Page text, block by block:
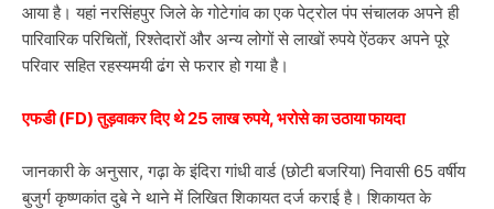
आया है। यहां नरसिंहपुर जिले के गोटेगांव का एक पेट्रोल पंप संचालक अपने ही
पारिवारिक परिचितों, रिश्तेदारों और अन्य लोगों से लाखों रुपये ऐंठकर अपने पूरे
परिवार सहित रहस्यमयी ढंग से फरार हो गया है।
एफडी (FD) तुड़वाकर दिए थे 25 लाख रुपये, भरोसे का उठाया फायदा
जानकारी के अनुसार, गढ़ा के इंदिरा गांधी वार्ड (छोटी बजरिया) निवासी 65 वर्षीय
बुजुर्ग कृष्णकांत दुबे ने थाने में लिखित शिकायत दर्ज कराई है। शिकायत के